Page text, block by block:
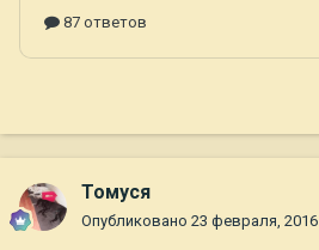
Томуся
Опубликовано 23 февраля, 2016